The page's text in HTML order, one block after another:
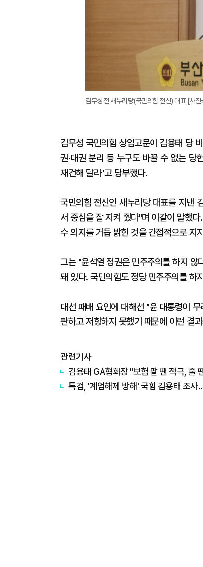
김무성 전 새누리당(국민의힘 전신) 대표 [사진
김무성 국민의힘 상임고문이 김용태 당
권·대권 분리 등 누구도 바꿀 수 없는 당
재건해 달라"고 당부했다.
국민의힘 전신인 새누리당 대표를 지낸
서 중심을 잘 지켜 줬다"며 이같이 말했
수 의지를 거듭 밝힌 것을 간접적으로 지
그는 "윤석열 정권은 민주주의를 하지 않
돼 있다. 국민의힘도 정당 민주주의를 하
대선 패배 요인에 대해선 "윤 대통령이
판하고 저항하지 못했기 때문에 이런 결
관련기사
김용태 GA협회장 "보험 팔 땐 적극, 줄
특검, '계엄해제 방해' 국힘 김용태 조사